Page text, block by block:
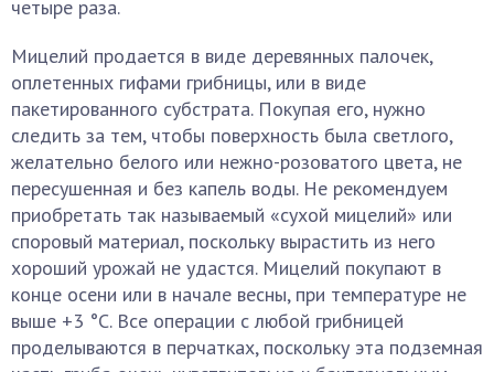
четыре раза.
Мицелий продается в виде деревянных палочек,
оплетенных гифами грибницы, или в виде
пакетированного субстрата. Покупая его, нужно
следить за тем, чтобы поверхность была светлого,
желательно белого или нежно-розоватого цвета, не
пересушенная и без капель воды. Не рекомендуем
приобретать так называемый «сухой мицелий» или
споровый материал, поскольку вырастить из него
хороший урожай не удастся. Мицелий покупают в
конце осени или в начале весны, при температуре не
выше +3 °С. Все операции с любой грибницей
проделываются в перчатках, поскольку эта подземная